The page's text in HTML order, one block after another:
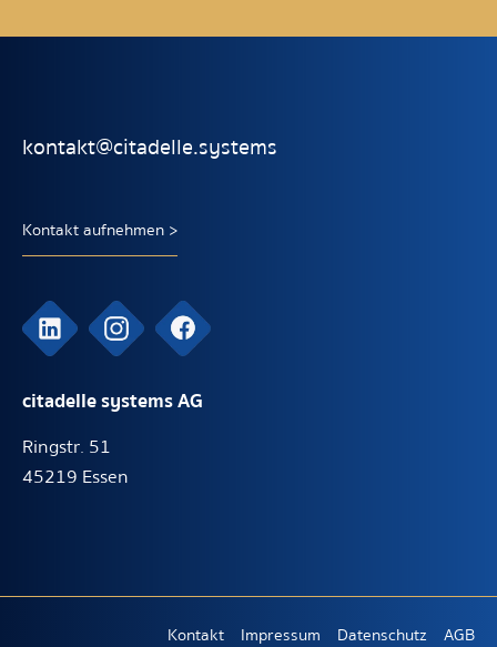
kontakt@citadelle.systems
Kontakt aufnehmen >
citadelle systems AG
Ringstr. 51
45219 Essen
Kontakt Impressum Datenschutz AGB